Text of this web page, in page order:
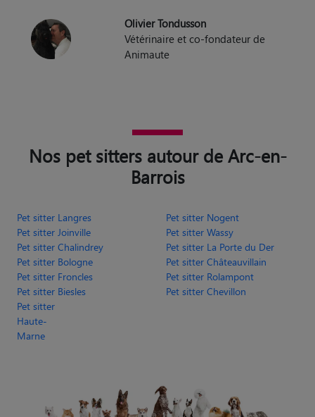
Olivier Tondusson
Vétérinaire et co-fondateur de
Animaute
Nos pet sitters autour de Arc-en-
Barrois
Pet sitter Langres
Pet sitter Nogent
Pet sitter Joinville
Pet sitter Wassy
Pet sitter Chalindrey
Pet sitter La Porte du Der
Pet sitter Bologne
Pet sitter Châteauvillain
Pet sitter Froncles
Pet sitter Rolampont
Pet sitter Biesles
Pet sitter Chevillon
Pet sitter
Haute-
Marne